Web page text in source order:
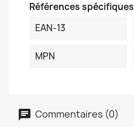
Références spécifiques
EAN-13
MPN
Commentaires (0)